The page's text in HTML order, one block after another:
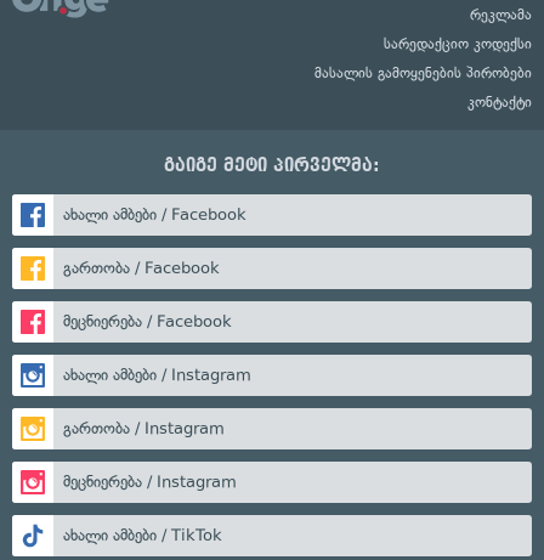
რეკლამა
სარედაქციო კოდექსი
მასალის გამოყენების პირობები
კონტაქტი
გაიგე მეტი პირველმა:
ახალი ამბები / Facebook
გართობა / Facebook
მეცნიერება / Facebook
ახალი ამბები / Instagram
გართობა / Instagram
მეცნიერება / Instagram
ახალი ამბები / TikTok